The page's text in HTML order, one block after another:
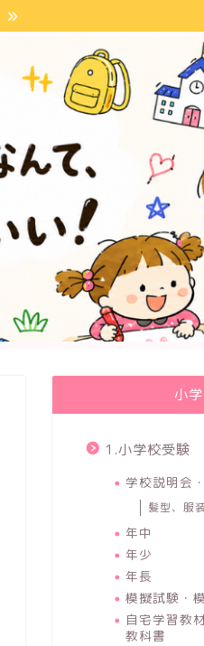
小
1.小学校受験
学校説明会
髪型、服
年中
年少
年長
模擬試験・
自宅学習教
教科書